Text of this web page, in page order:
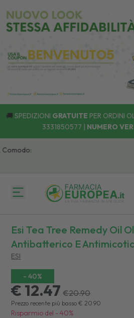
🚚 SPEDIZIONI GRATUITE PER ORDINI
3331850577 | NUMERO
Esi Tea Tree Remedy Oil
Antibatterico E
ESI
- 40%
€ 12.47 €20.90
Prezzo recente più basso € 20.90
Risparmio del -40%